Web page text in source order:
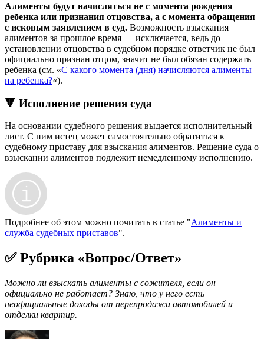
Алименты будут начисляться не с момента рождения
ребенка или признания отцовства, а с момента обращения
с исковым заявлением в суд. Возможность взыскания
алиментов за прошлое время — исключается, ведь до
установлении отцовства в судебном порядке ответчик не был
официально признан отцом, значит не был обязан содержать
ребенка (см. «С какого момента (дня) начисляются алименты
на ребенка?«).
🔻 Исполнение решения суда
На основании судебного решения выдается исполнительный
лист. С ним истец может самостоятельно обратиться к
судебному приставу для взыскания алиментов. Решение суда о
взыскании алиментов подлежит немедленному исполнению.
Подробнее об этом можно почитать в статье "Алименты и
служба судебных приставов".
✅ Рубрика «Вопрос/Ответ»
Можно ли взыскать алименты с сожителя, если он
официально не работает? Знаю, что у него есть
неофициальные доходы от перепродажи автомобилей и
отделки квартир.